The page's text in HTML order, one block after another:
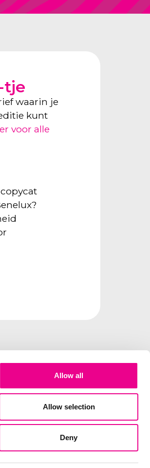
Allow all
Allow selection
Deny
tje
waarin je
kunt
voor alle